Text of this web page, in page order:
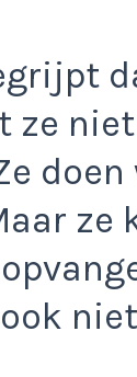
ze niet
doen
ze